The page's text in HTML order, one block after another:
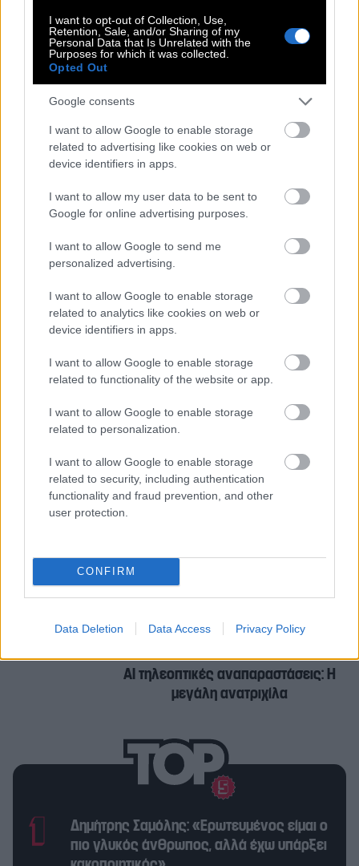
I want to opt-out of Collection, Use,
Retention, Sale, and/or Sharing of my
Personal Data that Is Unrelated with the
Purposes for which it was collected.
Opted Out
Google consents
I want to allow Google to enable storage
related to advertising like cookies on web or
device identifiers in apps.
I want to allow my user data to be sent to
Google for online advertising purposes.
I want to allow Google to send me
personalized advertising.
I want to allow Google to enable storage
related to analytics like cookies on web or
device identifiers in apps.
I want to allow Google to enable storage
related to functionality of the website or app.
I want to allow Google to enable storage
related to personalization.
I want to allow Google to enable storage
related to security, including authentication
functionality and fraud prevention, and other
user protection.
CONFIRM
Data Deletion Data Access Privacy Policy
+ Bonus: 3 καυγάδες σε μία εκπομπή
Ο παρουσιαστής έκανε peak νωρίς, από τις 26
εκπομπή κατάφερε να τσακωθεί με συνδικαλιστή,
τραγουδιστή και φίλο-συνάδελφο, χωρίς να
αφήσει έτσι κανένα επάγγελμα παραπονεμένο και
κανέναν εμφανιζόμενο στην εκπομπή
αχαρακτήριστο. Δεν θα πούμε και εις ανώτερα…
VIRAL
O Γιώργος Λιάγκας έσπασε όλα τα
ρεκόρ: τρεις καβγάδες σε μία
εκπομπή
ΑΝΤ1 ΓΙΩΡΓΟΣ ΛΙΑΓΚΑΣ
ΓΡΗΓΟΡΗΣ ΑΡΝΑΟΥΤΟΓΛΟΥ ΙΩΑΝΝΑ ΤΟΥΝΗ
ΣΤΑΥΡΟΣ ΜΠΑΛΑΣΚΑΣ
Ξυρίστηκε ο Λιάγκας, τιμήθηκε ο
Κάλβος, υμνήθηκε ο Κολοκοτρώνης
ΑΙ τηλεοπτικές αναπαραστάσεις: Η
μεγάλη ανατριχίλα
Δημήτρης Σαμόλης: «Ερωτευμένος είμαι ο
πιο γλυκός άνθρωπος, αλλά έχω υπάρξει